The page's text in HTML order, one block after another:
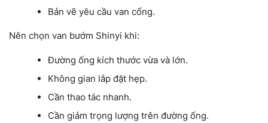
Bản vẽ yêu cầu van cổng.
Nên chọn van bướm Shinyi khi:
Đường ống kích thước vừa và lớn.
Không gian lắp đặt hẹp.
Cần thao tác nhanh.
Cần giảm trọng lượng trên đường ống.